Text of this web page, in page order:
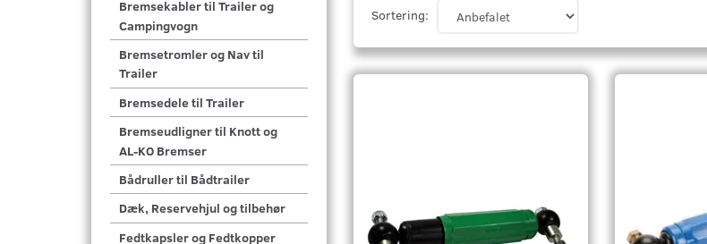
Bremsekabler til Trailer og
Campingvogn
Bremsetromler og Nav til
Trailer
Bremsedele til Trailer
Bremseudligner til Knott og
AL-KO Bremser
Bådruller til Bådtrailer
Dæk, Reservehjul og tilbehør
Fedtkapsler og Fedtkopper
Sortering: